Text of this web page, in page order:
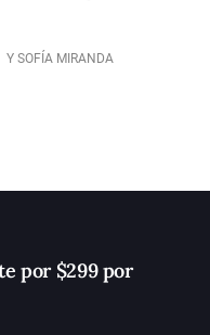
Y SOFÍA MIRANDA
por $299 por